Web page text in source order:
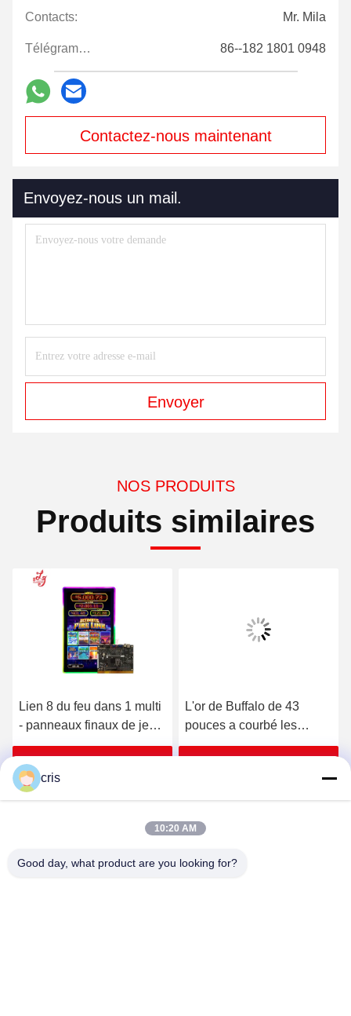
Contacts: Mr. Mila
Télégramme: 86--182 1801 0948
Contactez-nous maintenant
Envoyez-nous un mail.
Envoyer
NOS PRODUITS
Produits similaires
Lien 8 du feu dans 1 multi
- panneaux finaux de jeu
de fente de casino de
panneaux de jeu de carte
PCB de fente de jeu
Obtenez le meilleur prix
L'or de Buffalo de 43
pouces a courbé les
machines modèles de jeu
jeu de fente de With Ideck
Video
cris
10:20 AM
Good day, what product are you looking for?